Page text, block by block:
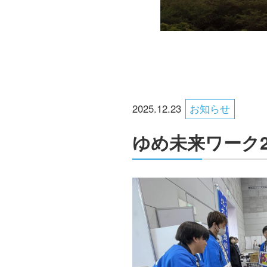
2025.12.23 お知らせ
ゆめ未来ワーク